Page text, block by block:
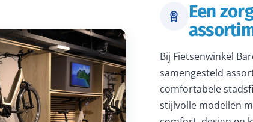
Een
Bij Fietsenwinkel
samengesteld
comfortabele
stijlvolle modellen